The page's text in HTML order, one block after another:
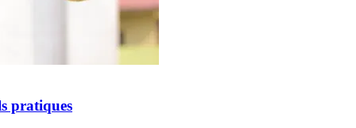
pratiques